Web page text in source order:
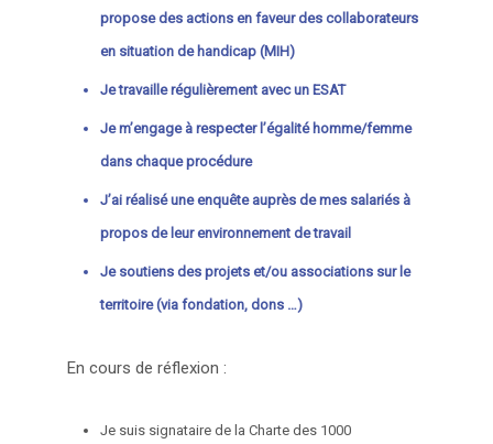
propose des actions en faveur des collaborateurs
en situation de handicap (MIH)
Je travaille régulièrement avec un ESAT
Je m’engage à respecter l’égalité homme/femme
dans chaque procédure
J’ai réalisé une enquête auprès de mes salariés à
propos de leur environnement de travail
Je soutiens des projets et/ou associations sur le
territoire (via fondation, dons …)
En cours de réflexion :
Je suis signataire de la Charte des 1000